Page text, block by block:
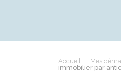
Accueil Mes
immobilier par